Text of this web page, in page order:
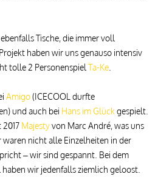
Tische, die immer voll
haben wir uns genauso intensiv
tolle 2 Personenspiel Ta-Ke
Amigo(ICECOOL durfte
und auch bei Hans im Glückgespielt.
Majestyvon Marc André, was uns
nicht alle Einzelheiten in der
– wir sind gespannt. Bei dem
wir jedenfalls ziemlich geloost.